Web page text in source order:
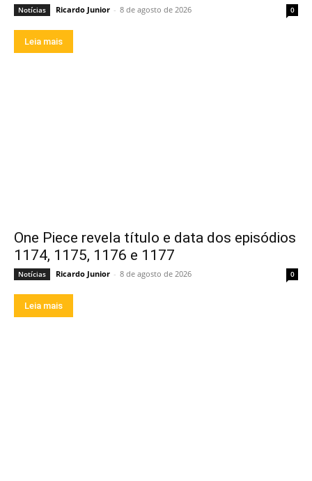
Notícias Ricardo Junior - 8 de agosto de 2026 0
Leia mais
One Piece revela título e data dos episódios
1174, 1175, 1176 e 1177
Notícias Ricardo Junior - 8 de agosto de 2026 0
Leia mais